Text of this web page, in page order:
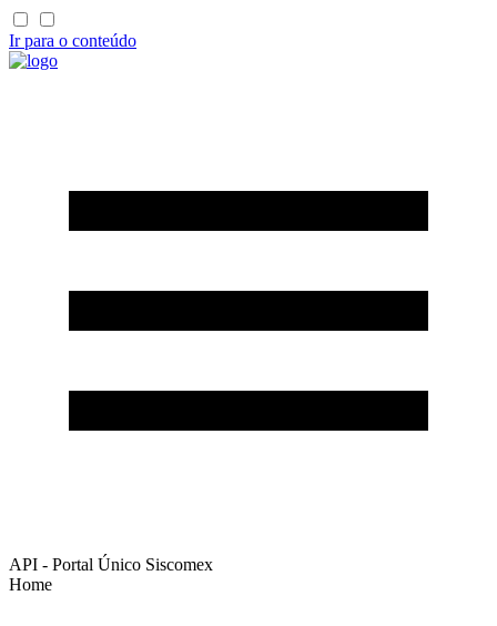
Ir para o conteúdo
API - Portal Único Siscomex
Home